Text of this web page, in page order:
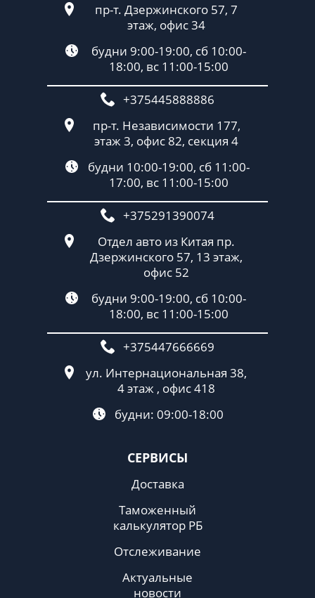
СЕРВИСЫ
Доставка
Таможенный
калькулятор РБ
Отслеживание
Актуальные
новости
пр-т. Дзержинского 57, 7
этаж, офис 34
будни 9:00-19:00, сб 10:00-
18:00, вс 11:00-15:00
+375445888886
пр-т. Независимости 177,
этаж 3, офис 82, секция 4
будни 10:00-19:00, сб 11:00-
17:00, вс 11:00-15:00
+375291390074
Отдел авто из Китая пр.
Дзержинского 57, 13 этаж,
офис 52
будни 9:00-19:00, сб 10:00-
18:00, вс 11:00-15:00
+375447666669
ул. Интернациональная 38,
4 этаж , офис 418
будни: 09:00-18:00